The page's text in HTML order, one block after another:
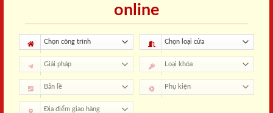
online